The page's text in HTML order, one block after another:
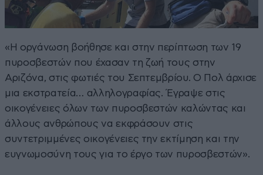
«Η οργάνωση βοήθησε και στην περίπτωση των 19
πυροσβεστών που έχασαν τη ζωή τους στην
Αριζόνα, στις φωτιές του Σεπτεμβρίου. Ο Πολ άρχισε
μια εκστρατεία… αλληλογραφίας. Έγραψε στις
οικογένειες όλων των πυροσβεστών καλώντας και
άλλους ανθρώπους να εκφράσουν στις
συντετριμμένες οικογένειες την εκτίμηση και την
ευγνωμοσύνη τους για το έργο των πυροσβεστών».